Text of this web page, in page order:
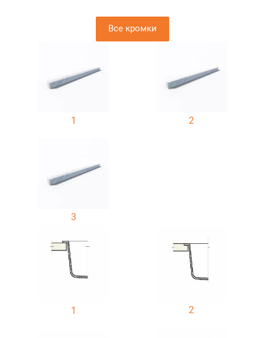
Все кромки
1 2
3
1 2